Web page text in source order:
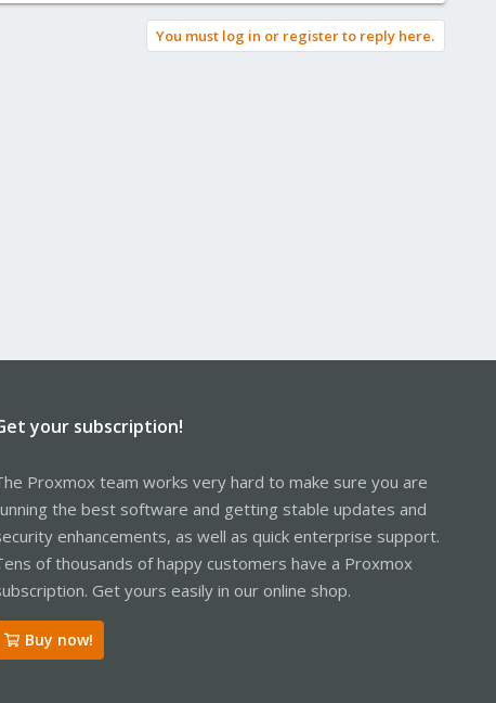
You must log in or register to reply here.
your subscription!
Proxmox team works very hard to make sure you are
the best software and getting stable updates and
enhancements, as well as quick enterprise support.
of thousands of happy customers have a Proxmox
Get yours easily in our online shop.
Buy now!